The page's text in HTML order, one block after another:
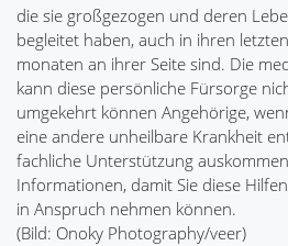
die sie großgezogen und deren
begleitet haben, auch in ihren
monaten an ihrer Seite sind. Die
kann diese persönliche Fürsorge
umgekehrt können Angehörige,
eine andere unheilbare Krankheit
fachliche Unterstützung
Informationen, damit Sie diese
in Anspruch nehmen können.
(Bild: Onoky Photography/veer)